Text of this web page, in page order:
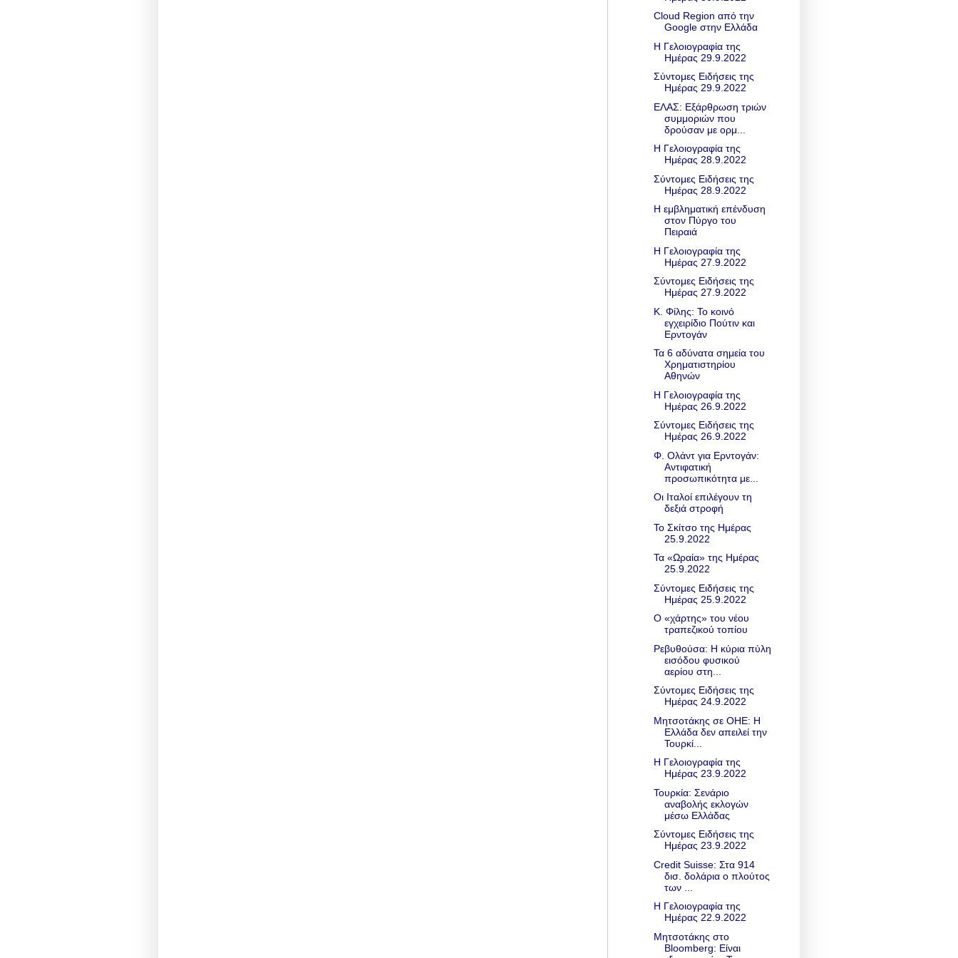
Cloud Region από την
Google στην Ελλάδα
Η Γελοιογραφία της
Ημέρας 29.9.2022
Σύντομες Ειδήσεις της
Ημέρας 29.9.2022
ΕΛΑΣ: Εξάρθρωση τριών
συμμοριών που
δρούσαν με ορμ...
Η Γελοιογραφία της
Ημέρας 28.9.2022
Σύντομες Ειδήσεις της
Ημέρας 28.9.2022
Η εμβληματική επένδυση
στον Πύργο του
Πειραιά
Η Γελοιογραφία της
Ημέρας 27.9.2022
Σύντομες Ειδήσεις της
Ημέρας 27.9.2022
Κ. Φίλης: Το κοινό
εγχειρίδιο Πούτιν και
Ερντογάν
Τα 6 αδύνατα σημεία του
Χρηματιστηρίου
Αθηνών
Η Γελοιογραφία της
Ημέρας 26.9.2022
Σύντομες Ειδήσεις της
Ημέρας 26.9.2022
Φ. Ολάντ για Ερντογάν:
Αντιφατική
προσωπικότητα με...
Οι Ιταλοί επιλέγουν τη
δεξιά στροφή
Το Σκίτσο της Ημέρας
25.9.2022
Τα «Ωραία» της Ημέρας
25.9.2022
Σύντομες Ειδήσεις της
Ημέρας 25.9.2022
Ο «χάρτης» του νέου
τραπεζικού τοπίου
Ρεβυθούσα: Η κύρια πύλη
εισόδου φυσικού
αερίου στη...
Σύντομες Ειδήσεις της
Ημέρας 24.9.2022
Μητσοτάκης σε ΟΗΕ: Η
Ελλάδα δεν απειλεί την
Τουρκί...
Η Γελοιογραφία της
Ημέρας 23.9.2022
Τουρκία: Σενάριο
αναβολής εκλογών
μέσω Ελλάδας
Σύντομες Ειδήσεις της
Ημέρας 23.9.2022
Credit Suisse: Στα 914
δισ. δολάρια ο πλούτος
των ...
Η Γελοιογραφία της
Ημέρας 22.9.2022
Μητσοτάκης στο
Bloomberg: Είναι